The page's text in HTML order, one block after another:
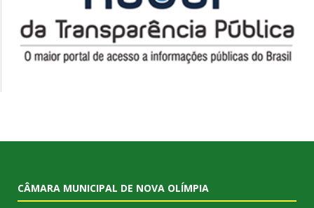
CÂMARA MUNICIPAL DE NOVA OLÍMPIA